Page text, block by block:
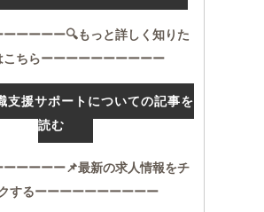
ーーーーー🔍もっと詳しく知りた
こちらーーーーーーーーーー
支援サポートについての記事を
読む
ーーーーー📌最新の求人情報をチ
するーーーーーーーーーー